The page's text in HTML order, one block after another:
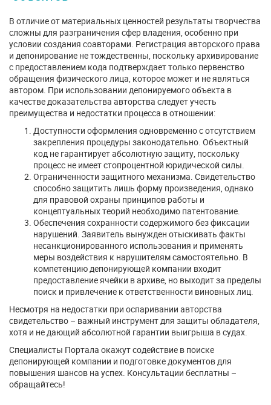
В отличие от материальных ценностей результаты творчества
сложны для разграничения сфер владения, особенно при
условии создания соавторами. Регистрация авторского права
и депонирование не тождественны, поскольку архивирование
с предоставлением кода подтверждает только первенство
обращения физического лица, которое может и не являться
автором. При использовании депонируемого объекта в
качестве доказательства авторства следует учесть
преимущества и недостатки процесса в отношении:
Доступности оформления одновременно с отсутствием
закрепления процедуры законодательно. Объектный
код не гарантирует абсолютную защиту, поскольку
процесс не имеет стопроцентной юридической силы.
Ограниченности защитного механизма. Свидетельство
способно защитить лишь форму произведения, однако
для правовой охраны принципов работы и
концептуальных теорий необходимо патентование.
Обеспечения сохранности содержимого без фиксации
нарушений. Заявитель вынужден отыскивать факты
несанкционированного использования и применять
меры воздействия к нарушителям самостоятельно. В
компетенцию депонирующей компании входит
предоставление ячейки в архиве, но выходит за пределы
поиск и привлечение к ответственности виновных лиц.
Несмотря на недостатки при оспаривании авторства
свидетельство – важный инструмент для защиты обладателя,
хотя и не дающий абсолютной гарантии выигрыша в судах.
Специалисты Портала окажут содействие в поиске
депонирующей компании и подготовке документов для
повышения шансов на успех. Консультации бесплатны –
обращайтесь!